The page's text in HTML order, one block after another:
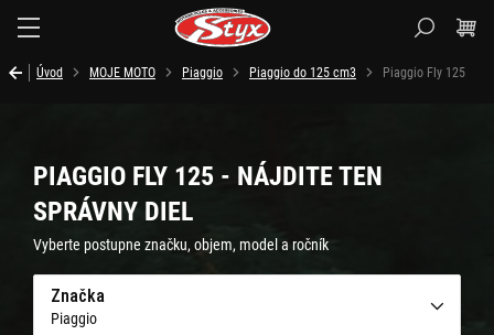
Úvod MOJE MOTO Piaggio Piaggio do 125 cm3 Piaggio Fly 125
PIAGGIO FLY 125 - NÁJDITE TEN
SPRÁVNY DIEL
Vyberte postupne značku, objem, model a ročník
Značka
Piaggio